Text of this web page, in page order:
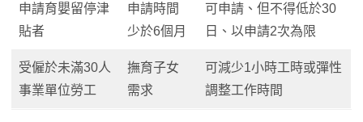
申請育嬰留停津
貼者
申請時間
少於6個月
可申請、但不得低於30
日、以申請2次為限
受僱於未滿30人
事業單位勞工
撫育子女
需求
可減少1小時工時或彈性
調整工作時間